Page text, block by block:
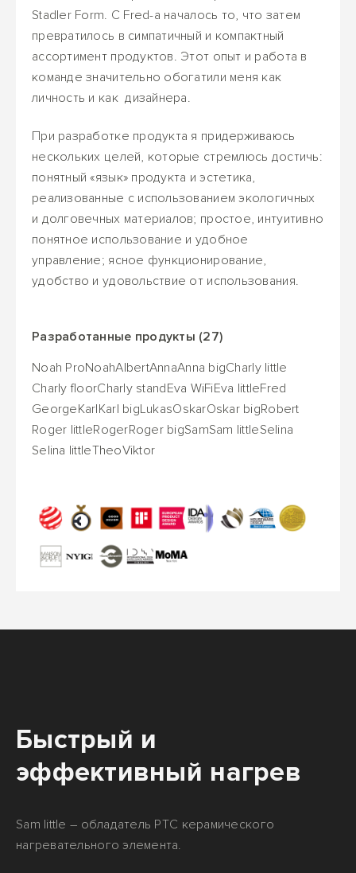
Stadler Form. С Fred-а началось то, что затем
превратилось в симпатичный и компактный
ассортимент продуктов. Этот опыт и работа в
команде значительно обогатили меня как
личность и как дизайнера.
При разработке продукта я придерживаюсь
нескольких целей, которые стремлюсь достичь:
понятный «язык» продукта и эстетика,
реализованные с использованием экологичных
и долговечных материалов; простое, интуитивно
понятное использование и удобное
управление; ясное функционирование,
удобство и удовольствие от использования.
Разработанные продукты (27)
Noah ProNoahAlbertAnnaAnna bigCharly little
Charly floorCharly standEva WiFiEva littleFred
GeorgeKarlKarl bigLukasOskarOskar bigRobert
Roger littleRogerRoger bigSamSam littleSelina
Selina littleTheoViktor
Быстрый и
эффективный нагрев
Sam little – обладатель PTC керамического
нагревательного элемента.